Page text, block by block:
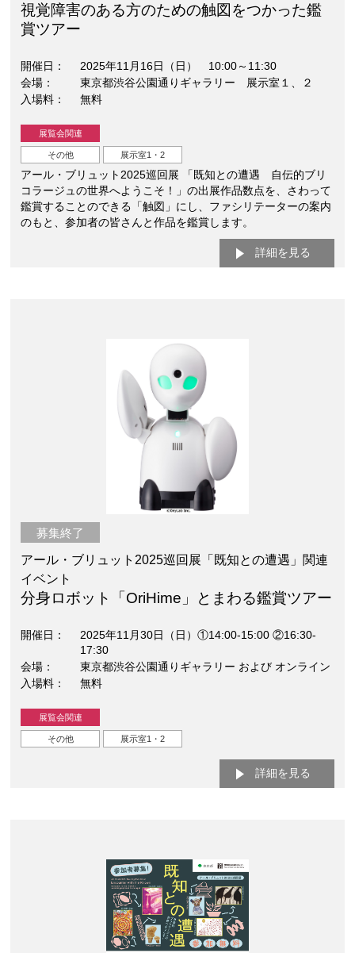
視覚障害のある方のための触図をつかった鑑
賞ツアー
開催日
2025年11月16日（日） 10:00～11:30
会場
東京都渋谷公園通りギャラリー 展示室１、２
入場料
無料
展覧会関連
その他 展示室1・2
アール・ブリュット2025巡回展 「既知との遭遇 自伝的ブリ
コラージュの世界へようこそ！」の出展作品数点を、さわって
鑑賞することのできる「触図」にし、ファシリテーターの案内
のもと、参加者の皆さんと作品を鑑賞します。
詳細を見る
募集終了
アール・ブリュット2025巡回展「既知との遭遇」関連
イベント
分身ロボット「OriHime」とまわる鑑賞ツアー
開催日
2025年11月30日（日）①14:00-15:00 ②16:30-
17:30
会場
東京都渋谷公園通りギャラリー および オンライン
入場料
無料
展覧会関連
その他 展示室1・2
詳細を見る